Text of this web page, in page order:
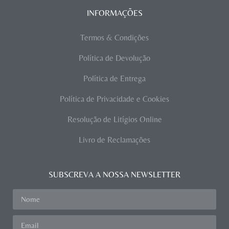
INFORMAÇÕES
Termos & Condições
Política de Devolução
Política de Entrega
Política de Privacidade e Cookies
Resolução de Litígios Online
Livro de Reclamações
SUBSCREVA A NOSSA NEWSLETTER